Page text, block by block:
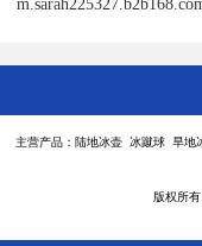
主营产品：陆地冰壶 冰蹴球 旱
版权所